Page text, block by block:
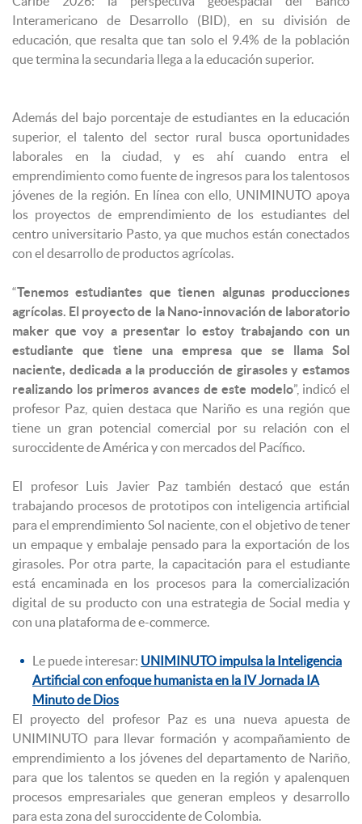
Interamericano de Desarrollo (BID), en su división de
educación, que resalta que tan solo el 9.4% de la población
que termina la secundaria llega a la educación superior.
Además del bajo porcentaje de estudiantes en la educación
superior, el talento del sector rural busca oportunidades
laborales en la ciudad, y es ahí cuando entra el
emprendimiento como fuente de ingresos para los talentosos
jóvenes de la región. En línea con ello, UNIMINUTO apoya
los proyectos de emprendimiento de los estudiantes del
centro universitario Pasto, ya que muchos están conectados
con el desarrollo de productos agrícolas.
“Tenemos estudiantes que tienen algunas producciones
agrícolas. El proyecto de la Nano-innovación de laboratorio
maker que voy a presentar lo estoy trabajando con un
estudiante que tiene una empresa que se llama Sol
naciente, dedicada a la producción de girasoles y estamos
realizando los primeros avances de este modelo”, indicó el
profesor Paz, quien destaca que Nariño es una región que
tiene un gran potencial comercial por su relación con el
suroccidente de América y con mercados del Pacífico.
El profesor Luis Javier Paz también destacó que están
trabajando procesos de prototipos con inteligencia artificial
para el emprendimiento Sol naciente, con el objetivo de tener
un empaque y embalaje pensado para la exportación de los
girasoles. Por otra parte, la capacitación para el estudiante
está encaminada en los procesos para la comercialización
digital de su producto con una estrategia de Social media y
con una plataforma de e-commerce.
Le puede interesar: UNIMINUTO impulsa la Inteligencia
Artificial con enfoque humanista en la IV Jornada IA
Minuto de Dios
El proyecto del profesor Paz es una nueva apuesta de
UNIMINUTO para llevar formación y acompañamiento de
emprendimiento a los jóvenes del departamento de Nariño,
para que los talentos se queden en la región y apalenquen
procesos empresariales que generan empleos y desarrollo
para esta zona del suroccidente de Colombia.